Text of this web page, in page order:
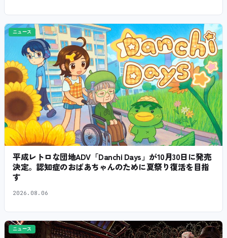
ニュース
平成レトロな団地ADV「Danchi Days」が10月30日に発売
決定。認知症のおばあちゃんのために夏祭り復活を目指
す
2026.08.06
ニュース